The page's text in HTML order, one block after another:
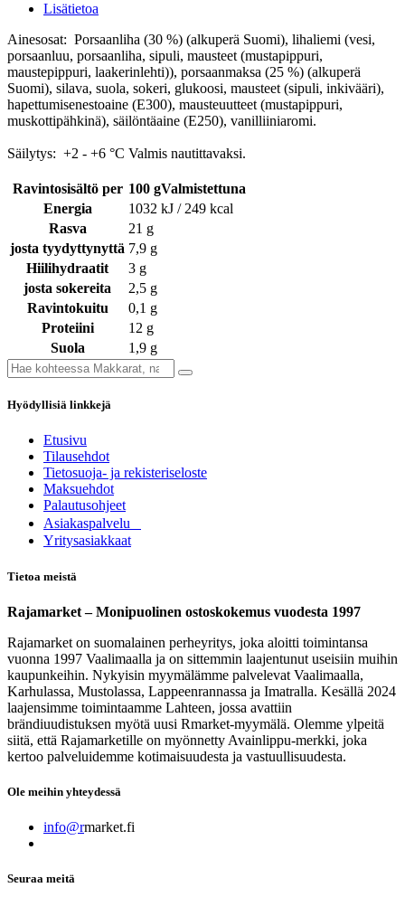
Lisätietoa
Ainesosat: Porsaanliha (30 %) (alkuperä Suomi), lihaliemi (vesi,
porsaanluu, porsaanliha, sipuli, mausteet (mustapippuri,
maustepippuri, laakerinlehti)), porsaanmaksa (25 %) (alkuperä
Suomi), silava, suola, sokeri, glukoosi, mausteet (sipuli, inkivääri),
hapettumisenestoaine (E300), mausteuutteet (mustapippuri,
muskottipähkinä), säilöntäaine (E250), vanilliiniaromi.
Säilytys: +2 - +6 °C Valmis nautittavaksi.
Ravintosisältö per 100 gValmistettuna
Energia
1032 kJ / 249 kcal
Rasva
21 g
josta tyydyttynyttä 7,9 g
Hiilihydraatit
3 g
josta sokereita
2,5 g
Ravintokuitu
0,1 g
Proteiini
12 g
Suola
1,9 g
Hyödyllisiä linkkejä
Etusivu
Tilausehdot
Tietosuoja- ja rekisteriseloste
Maksuehdot
Palautusohjeet
Asia​k​aspalvelu
​Yritysasiakkaat
Tietoa meistä
Rajamarket – Monipuolinen ostoskokemus vuodesta 1997
Rajamarket on suomalainen perheyritys, joka aloitti toimintansa
vuonna 1997 Vaalimaalla ja on sittemmin laajentunut useisiin muihin
kaupunkeihin. Nykyisin myymälämme palvelevat Vaalimaalla,
Karhulassa, Mustolassa, Lappeenrannassa ja Imatralla. Kesällä 2024
laajensimme toimintaamme Lahteen, jossa avattiin
brändiuudistuksen myötä uusi Rmarket-myymälä. Olemme ylpeitä
siitä, että Rajamarketille on myönnetty Avainlippu-merkki, joka
kertoo palveluidemme kotimaisuudesta ja vastuullisuudesta.
Ole meihin yhteydessä
info@rmarket.fi
Seuraa meitä